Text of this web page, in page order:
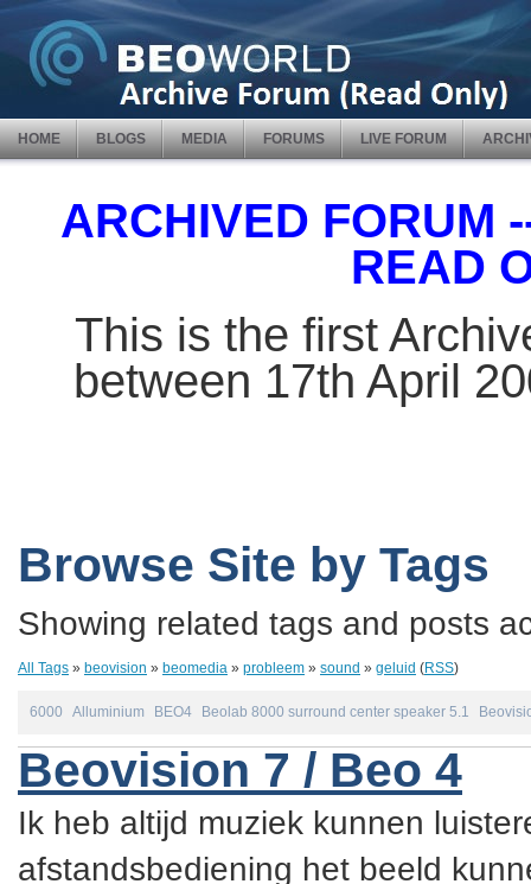
HOME BLOGS MEDIA FORUMS LIVE FORUM
ARCHIVED FORUM
READ
This is the first
between 17th April
Browse Site by Tags
Showing related tags and posts
All Tags » beovision » beomedia » probleem » sound » geluid (RSS)
6000 Alluminium BEO4 Beolab 8000 surround center speaker 5.1
Beovision 7 / Beo 4
Ik heb altijd muziek kunnen
afstandsbediening het beeld